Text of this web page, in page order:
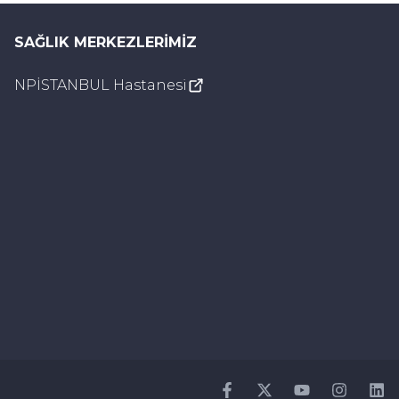
SAĞLIK MERKEZLERIMIZ
NPİSTANBUL Hastanesi